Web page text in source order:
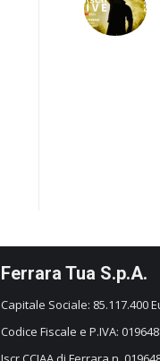
Ferrara Tua S.p.A.
Capitale Sociale: 85.117.400
Codice Fiscale e P.IVA: